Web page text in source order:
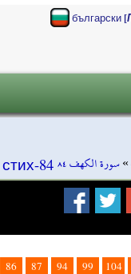
български[
»سورة الكهف ٨٤ 84
86 87 94 99 104